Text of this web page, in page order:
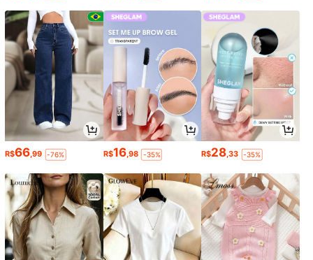
R$66,99 -76% R$16,98 -35% R$28,33 -35%